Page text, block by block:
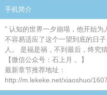
手机简介
" 认知的世界一夕崩塌，他开始
不容易适应了这个一望到底的日
人。 是福是祸，不到最后，终究
【微信公众号：石上月 。】
最新章节推荐地址：
http://m.lekeke.net/xiaoshuo/